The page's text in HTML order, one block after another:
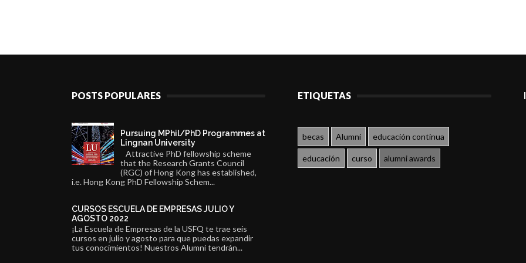
POSTS POPULARES
Pursuing MPhil/PhD Programmes at
Lingnan University
Attractive PhD fellowship scheme
that the Research Grants Council
(RGC) of Hong Kong has established,
i.e. Hong Kong PhD Fellowship Schem...
CURSOS ESCUELA DE EMPRESAS JULIO Y
AGOSTO 2022
¡La Escuela de Empresas de la USFQ te trae seis
cursos en julio y agosto para que puedas expandir
tus conocimientos! Nuestros Alumni tendrán...
ETIQUETAS
becas Alumni educación continua
educación curso alumni awards